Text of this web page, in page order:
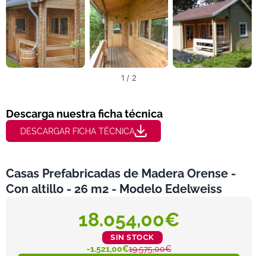
1 / 2
Descarga nuestra ficha técnica
DESCARGAR FICHA TÉCNICA
Casas Prefabricadas de Madera Orense -
Con altillo - 26 m2 - Modelo Edelweiss
18.054,00€
SIN STOCK
-1.521,00€19.575,00€